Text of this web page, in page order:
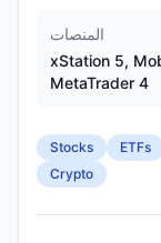
المنصات
xStation 5,
MetaTrader 4
Stocks ETFs
Crypto